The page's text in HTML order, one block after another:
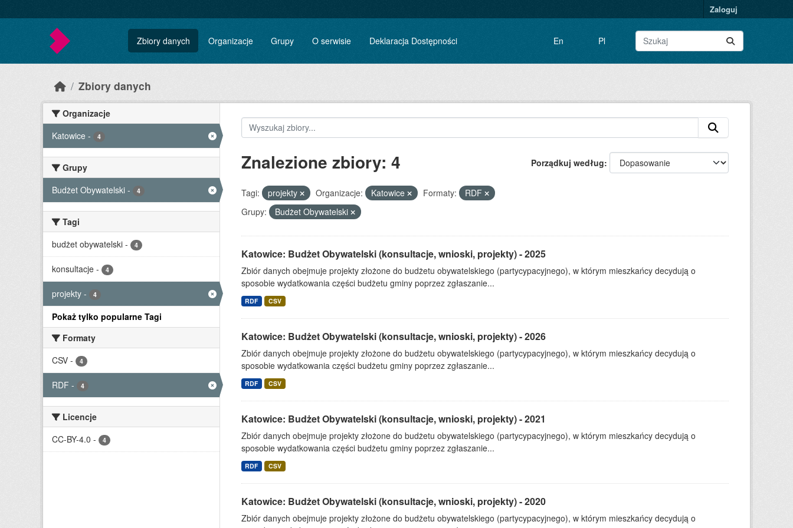
Zaloguj
Zbiory danych Organizacje Grupy O serwisie Deklaracja Dostępności En Pl
Zbiory danych
Organizacje
Katowice - 4
Grupy
Budżet Obywatelski - 4
Tagi
budżet obywatelski - 4
konsultacje - 4
projekty - 4
Pokaż tylko popularne Tagi
Formaty
CSV - 4
RDF - 4
Licencje
CC-BY-4.0 - 4
Porządkuj według
Znalezione zbiory: 4
Tagi: projekty Organizacje: Katowice Formaty:
RDF
Grupy:
Budżet Obywatelski
Katowice: Budżet Obywatelski (konsultacje, wnioski, projekty) - 2025
Zbiór danych obejmuje projekty złożone do budżetu obywatelskiego (partycypacyjnego), w którym mieszkańcy decydują o
sposobie wydatkowania części budżetu gminy poprzez zgłaszanie...
RDF CSV
Katowice: Budżet Obywatelski (konsultacje, wnioski, projekty) - 2026
Zbiór danych obejmuje projekty złożone do budżetu obywatelskiego (partycypacyjnego), w którym mieszkańcy decydują o
sposobie wydatkowania części budżetu gminy poprzez zgłaszanie...
RDF CSV
Katowice: Budżet Obywatelski (konsultacje, wnioski, projekty) - 2021
Zbiór danych obejmuje projekty złożone do budżetu obywatelskiego (partycypacyjnego), w którym mieszkańcy decydują o
sposobie wydatkowania części budżetu gminy poprzez zgłaszanie...
RDF CSV
Katowice: Budżet Obywatelski (konsultacje, wnioski, projekty) - 2020
Zbiór danych obejmuje projekty złożone do budżetu obywatelskiego (partycypacyjnego), w którym mieszkańcy decydują o